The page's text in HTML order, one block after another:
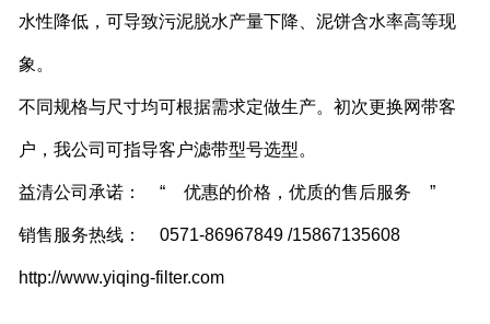
水性降低，可导致污泥脱水产量下降、泥饼含水率高等现
象。
不同规格与尺寸均可根据需求定做生产。初次更换网带客
户，我公司可指导客户滤带型号选型。
益清公司承诺： “ 优惠的价格，优质的售后服务 ”
销售服务热线： 0571-86967849 /15867135608
http://www.yiqing-filter.com